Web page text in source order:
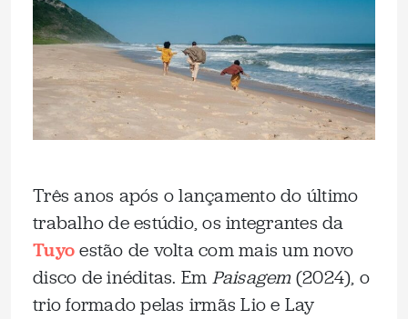
Três anos após o lançamento do último
trabalho de estúdio, os integrantes da
Tuyo estão de volta com mais um novo
disco de inéditas. Em Paisagem (2024), o
trio formado pelas irmãs Lio e Lay